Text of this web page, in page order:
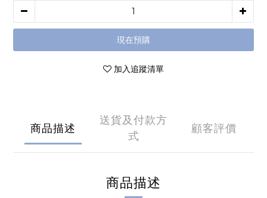
現在預購
加入追蹤清單
商品描述
送貨及付款方
式
顧客評價
商品描述